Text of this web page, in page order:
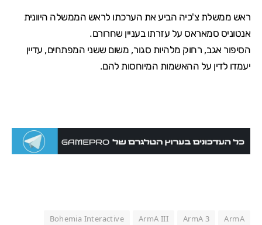
ראש ממשלת צ'כיה הביע את הערכתו לראש הממשלה היוונית
אנטוניס סמאראס על עזרתו בעניין שחרורם.
הסיפור אגב, רחוק מלהיות סגור, משום ששני המפתחים, עדיין
יעמדו לדין על ההאשמות המיוחסות להם.
ArmA
ArmA 3
ArmA III
Bohemia Interactive